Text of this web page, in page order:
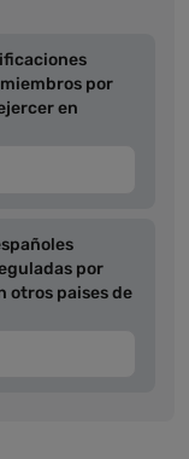
por
en
por
otros paises de